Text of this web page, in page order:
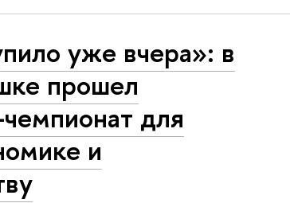
уже вчера»: в
прошел
для
и